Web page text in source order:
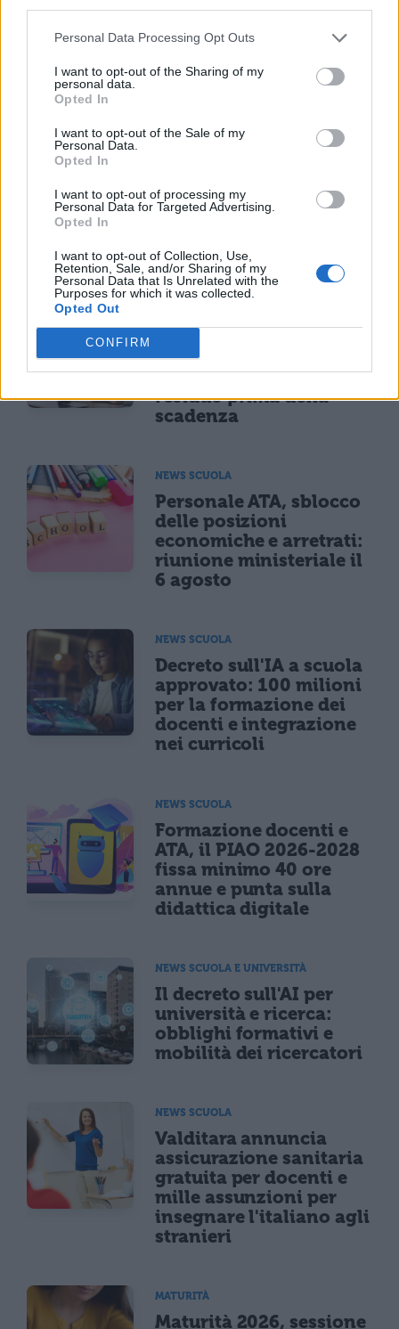
Personal Data Processing Opt Outs
I want to opt-out of the Sharing of my
personal data.
Opted In
I want to opt-out of the Sale of my
Personal Data.
Opted In
I want to opt-out of processing my
Personal Data for Targeted Advertising.
Opted In
I want to opt-out of Collection, Use,
Retention, Sale, and/or Sharing of my
Personal Data that Is Unrelated with the
Purposes for which it was collected.
Opted Out
CONFIRM
racconta la professoressa Visentin –
Solo
quasi ammettere di essere lei l’autrice della
telefonata che denunciava l’incidente”.
provvedimenti penali.
TI POTREBBE INTERESSARE
blocco del 31 agosto:
come spendere il
residuo prima della
scadenza
NEWS SCUOLA
Personale ATA, sblocco
delle posizioni
economiche e arretrati:
riunione ministeriale il
6 agosto
NEWS SCUOLA
Decreto sull'IA a scuola
approvato: 100 milioni
per la formazione dei
docenti e integrazione
nei curricoli
NEWS SCUOLA
Formazione docenti e
ATA, il PIAO 2026-2028
fissa minimo 40 ore
annue e punta sulla
didattica digitale
NEWS SCUOLA E UNIVERSITÀ
Il decreto sull'AI per
università e ricerca:
obblighi formativi e
mobilità dei ricercatori
NEWS SCUOLA
Valditara annuncia
assicurazione sanitaria
gratuita per docenti e
mille assunzioni per
insegnare l'italiano agli
stranieri
MATURITÀ
Maturità 2026, sessione